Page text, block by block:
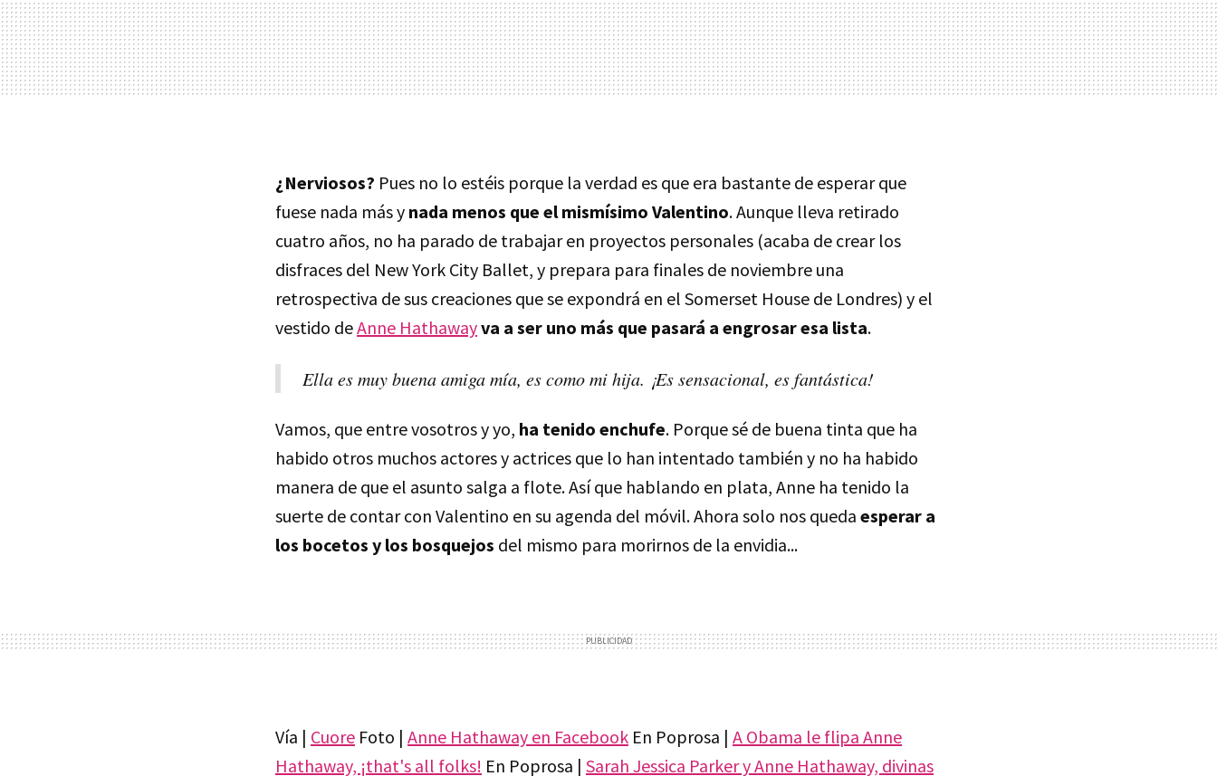
¿Nerviosos? Pues no lo estéis porque la verdad es que era bastante de esperar que
fuese nada más y nada menos que el mismísimo Valentino. Aunque lleva retirado
cuatro años, no ha parado de trabajar en proyectos personales (acaba de crear los
disfraces del New York City Ballet, y prepara para finales de noviembre una
retrospectiva de sus creaciones que se expondrá en el Somerset House de Londres) y el
vestido deAnne Hathawayva a ser uno más que pasará a engrosar esa lista.
Ella es muy buena amiga mía, es como mi hija. ¡Es sensacional, es fantástica!
Vamos, que entre vosotros y yo, ha tenido enchufe. Porque sé de buena tinta que ha
habido otros muchos actores y actrices que lo han intentado también y no ha habido
manera de que el asunto salga a flote. Así que hablando en plata, Anne ha tenido la
suerte de contar con Valentino en su agenda del móvil. Ahora solo nos queda esperar a
los bocetos y los bosquejos del mismo para morirnos de la envidia...
Vía | Cuore Foto | Anne Hathaway en Facebook En Poprosa | A Obama le flipa Anne
Hathaway, ¡that's all folks! En Poprosa | Sarah Jessica Parker y Anne Hathaway, divinas